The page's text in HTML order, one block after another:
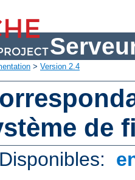
> Version 2.4
de